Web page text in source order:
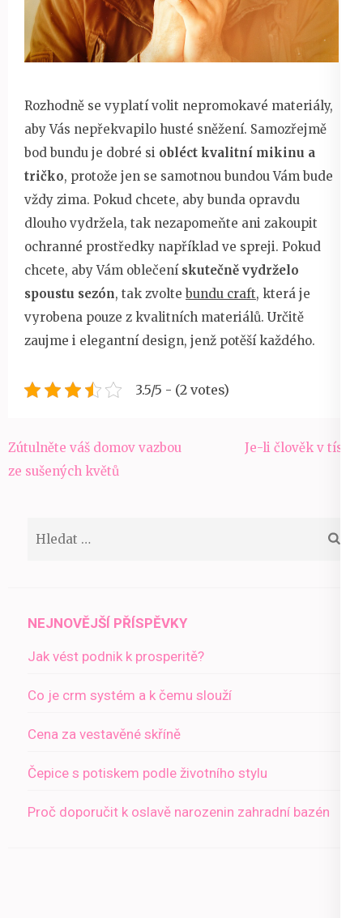
Rozhodně se vyplatí volit nepromokavé materiály,
aby Vás nepřekvapilo husté sněžení. Samozřejmě
bod bundu je dobré si obléct kvalitní mikinu a
tričko, protože jen se samotnou bundou Vám bude
vždy zima. Pokud chcete, aby bunda opravdu
dlouho vydržela, tak nezapomeňte ani zakoupit
ochranné prostředky například ve spreji. Pokud
chcete, aby Vám oblečení skutečně vydrželo
spoustu sezón, tak zvoltebundu craft, která je
vyrobena pouze z kvalitních materiálů. Určitě
zaujme i elegantní design, jenž potěší každého.
3.5/5 - (2 votes)
Navigace
pro
Zútulněte váš domov vazbou
ze sušených květů
Je-li člověk v tísni
NEJNOVĚJŠÍ PŘÍSPĚVKY
Jak vést podnik k prosperitě?
Co je crm systém a k čemu slouží
Cena za vestavěné skříně
Čepice s potiskem podle životního stylu
Proč doporučit k oslavě narozenin zahradní bazén